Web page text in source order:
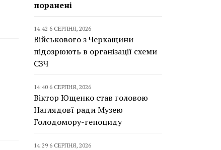
поранені
14:42 6 СЕРПНЯ, 2026
Військового з Черкащини
підозрюють в організації схеми
СЗЧ
14:40 6 СЕРПНЯ, 2026
Віктор Ющенко став головою
Наглядовї ради Музею
Голодомору-геноциду
14:29 6 СЕРПНЯ, 2026